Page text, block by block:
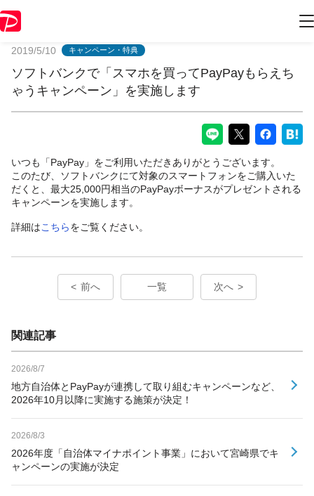
2019/5/10 キャンペーン・特典
ソフトバンクで「スマホを買ってPayPayもらえち
ゃうキャンペーン」を実施します
いつも「PayPay」をご利用いただきありがとうございます。
このたび、ソフトバンクにて対象のスマートフォンをご購入いた
だくと、最大25,000円相当のPayPayボーナスがプレゼントされる
キャンペーンを実施します。
詳細はこちらをご覧ください。
前へ 一覧 次へ
関連記事
2026/8/7
地方自治体とPayPayが連携して取り組むキャンペーンなど、
2026年10月以降に実施する施策が決定！
2026/8/3
2026年度「自治体マイナポイント事業」において宮崎県でキ
ャンペーンの実施が決定